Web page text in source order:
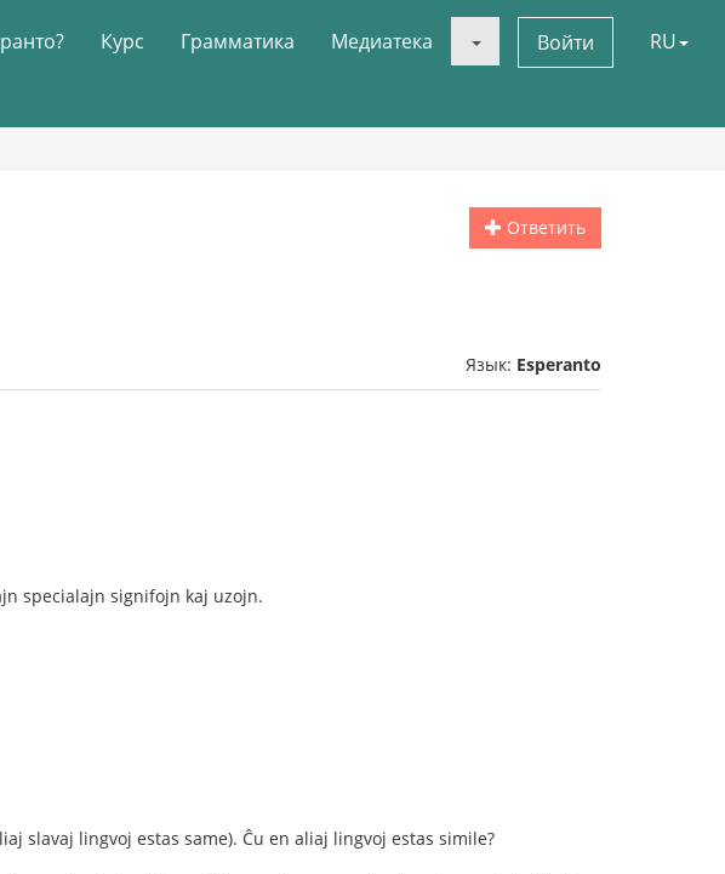
Курс Грамматика Медиатека Войти RU
Ответить
Язык: Esperanto
specialajn signifojn kaj uzojn.
slavaj lingvoj estas same). Ĉu en aliaj lingvoj estas simile?